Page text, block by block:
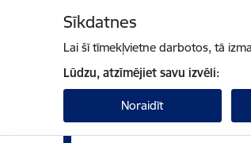
Sīkdatnes
Lai šī tīmekļvietne darbotos, tā
Lūdzu, atzīmējiet savu izvēli:
Noraidīt